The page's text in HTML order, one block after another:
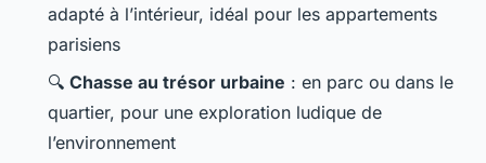
adapté à l’intérieur, idéal pour les appartements
parisiens
🔍 Chasse au trésor urbaine : en parc ou dans le
quartier, pour une exploration ludique de
l’environnement